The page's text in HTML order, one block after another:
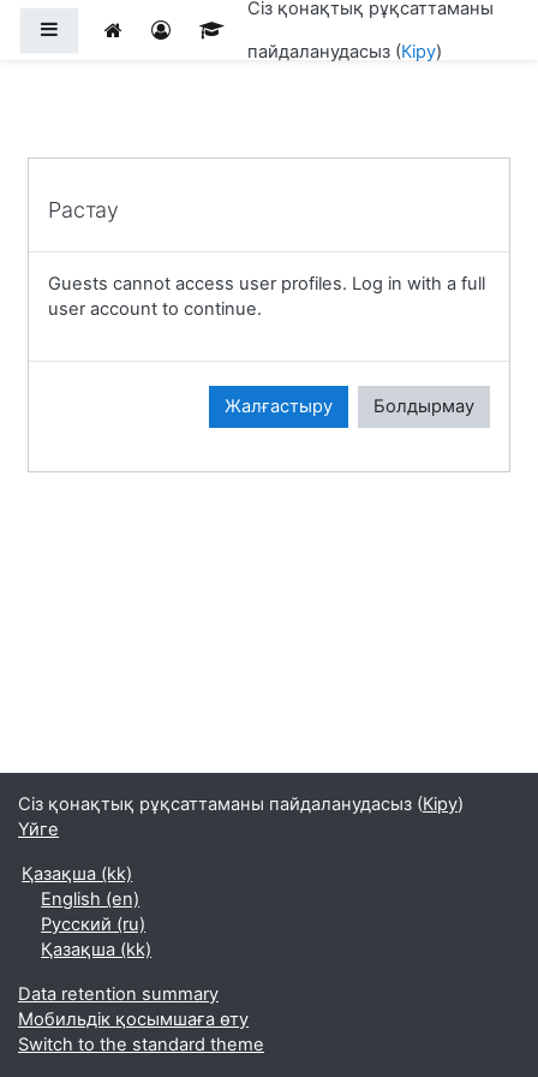
Side panel
Сіз қонақтық рұқсаттаманы
пайдаланудасыз (Кіру)
Растау
Guests cannot access user profiles. Log in with a full
user account to continue.
Жалғастыру Болдырмау
Сіз қонақтық рұқсаттаманы пайдаланудасыз (Кіру)
Үйге
Қазақша ‎(kk)‎
English ‎(en)‎
Русский ‎(ru)‎
Қазақша ‎(kk)‎
Data retention summary
Мобильдік қосымшаға өту
Switch to the standard theme